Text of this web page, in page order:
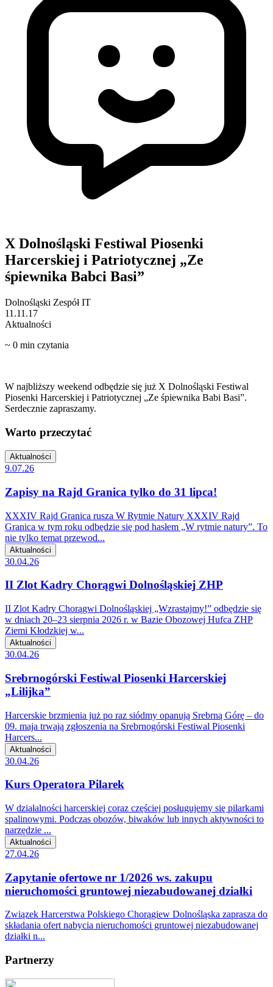
X Dolnośląski Festiwal Piosenki
Harcerskiej i Patriotycznej „Ze
śpiewnika Babci Basi”
Dolnośląski Zespół IT
11.11.17
Aktualności
~ 0 min czytania
W najbliższy weekend odbędzie się już X Dolnośląski Festiwal
Piosenki Harcerskiej i Patriotycznej „Ze śpiewnika Babi Basi”.
Serdecznie zapraszamy.
Warto przeczytać
Aktualności
9.07.26
Zapisy na Rajd Granica tylko do 31 lipca!
XXXIV Rajd Granica rusza W Rytmie Natury XXXIV Rajd
Granica w tym roku odbędzie się pod hasłem „W rytmie natury”. To
nie tylko temat przewod...
Aktualności
30.04.26
II Zlot Kadry Chorągwi Dolnośląskiej ZHP
II Zlot Kadry Chorągwi Dolnośląskiej „Wzrastajmy!” odbędzie się
w dniach 20–23 sierpnia 2026 r. w Bazie Obozowej Hufca ZHP
Ziemi Kłodzkiej w...
Aktualności
30.04.26
Srebrnogórski Festiwal Piosenki Harcerskiej
„Lilijka”
Harcerskie brzmienia już po raz siódmy opanują Srebrną Górę – do
09. maja trwają zgłoszenia na Srebrnogórski Festiwal Piosenki
Harcers...
Aktualności
30.04.26
Kurs Operatora Pilarek
W działalności harcerskiej coraz częściej posługujemy się pilarkami
spalinowymi. Podczas obozów, biwaków lub innych aktywności to
narzędzie ...
Aktualności
27.04.26
Zapytanie ofertowe nr 1/2026 ws. zakupu
nieruchomości gruntowej niezabudowanej działki
Związek Harcerstwa Polskiego Chorągiew Dolnośląska zaprasza do
składania ofert nabycia nieruchomości gruntowej niezabudowanej
działki n...
Partnerzy